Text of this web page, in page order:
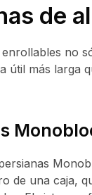
de
enrollables no
útil más larga
de una caja,